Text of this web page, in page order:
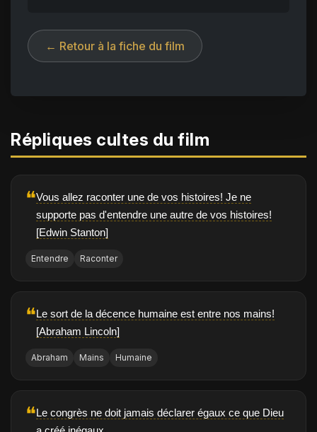
← Retour à la fiche du film
Répliques cultes du film
❝Vous allez raconter une de vos histoires! Je ne
supporte pas d'entendre une autre de vos histoires!
[Edwin Stanton]
Entendre Raconter
❝Le sort de la décence humaine est entre nos mains!
[Abraham Lincoln]
Abraham Mains Humaine
❝Le congrès ne doit jamais déclarer égaux ce que Dieu